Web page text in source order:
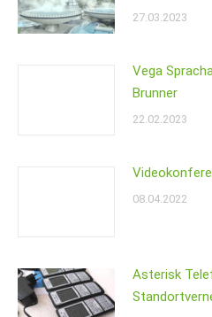
27.03.2023
Vega
Brunner
22.02.2023
08.04.2022
Asterisk